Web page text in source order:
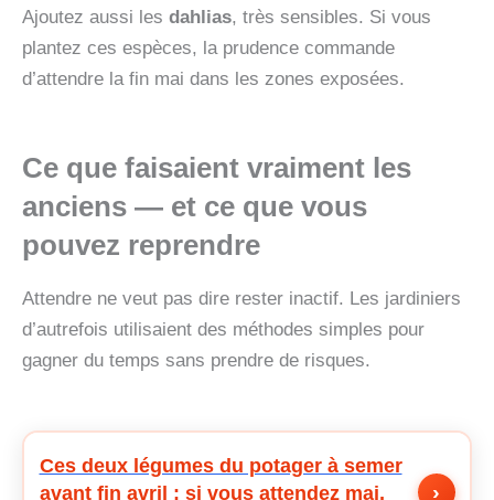
Ajoutez aussi les dahlias, très sensibles. Si vous
plantez ces espèces, la prudence commande
d’attendre la fin mai dans les zones exposées.
Ce que faisaient vraiment les
anciens — et ce que vous
pouvez reprendre
Attendre ne veut pas dire rester inactif. Les jardiniers
d’autrefois utilisaient des méthodes simples pour
gagner du temps sans prendre de risques.
Ces deux légumes du potager à semer
avant fin avril : si vous attendez mai,
›